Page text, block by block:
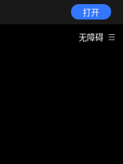
打开
无障碍